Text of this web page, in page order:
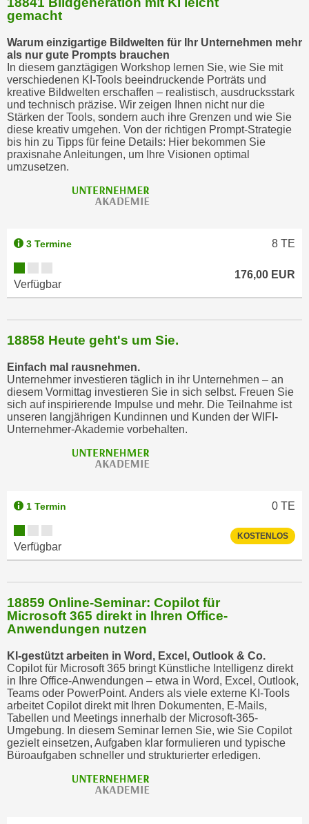
gemacht
Warum einzigartige Bildwelten für Ihr Unternehmen mehr
als nur gute Prompts brauchen
In diesem ganztägigen Workshop lernen Sie, wie Sie mit
verschiedenen KI-Tools beeindruckende Porträts und
kreative Bildwelten erschaffen – realistisch, ausdrucksstark
und technisch präzise. Wir zeigen Ihnen nicht nur die
Stärken der Tools, sondern auch ihre Grenzen und wie Sie
diese kreativ umgehen. Von der richtigen Prompt-Strategie
bis hin zu Tipps für feine Details: Hier bekommen Sie
praxisnahe Anleitungen, um Ihre Visionen optimal
umzusetzen.
3 Termine 8 TE
Verfügbar
176,00 EUR
18858 Heute geht's um Sie.
Einfach mal rausnehmen.
Unternehmer investieren täglich in ihr Unternehmen – an
diesem Vormittag investieren Sie in sich selbst. Freuen Sie
sich auf inspirierende Impulse und mehr. Die Teilnahme ist
unseren langjährigen Kundinnen und Kunden der WIFI-
Unternehmer-Akademie vorbehalten.
1 Termin 0 TE
Verfügbar
KOSTENLOS
18859 Online-Seminar: Copilot für
Microsoft 365 direkt in Ihren Office-
Anwendungen nutzen
KI-gestützt arbeiten in Word, Excel, Outlook & Co.
Copilot für Microsoft 365 bringt Künstliche Intelligenz direkt
in Ihre Office-Anwendungen – etwa in Word, Excel, Outlook,
Teams oder PowerPoint. Anders als viele externe KI-Tools
arbeitet Copilot direkt mit Ihren Dokumenten, E-Mails,
Tabellen und Meetings innerhalb der Microsoft-365-
Umgebung. In diesem Seminar lernen Sie, wie Sie Copilot
gezielt einsetzen, Aufgaben klar formulieren und typische
Büroaufgaben schneller und strukturierter erledigen.